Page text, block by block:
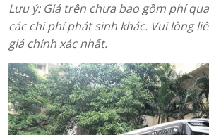
Lưu ý: Giá trên chưa bao gồm phí
các chi phí phát sinh khác. Vui lòng
giá chính xác nhất.